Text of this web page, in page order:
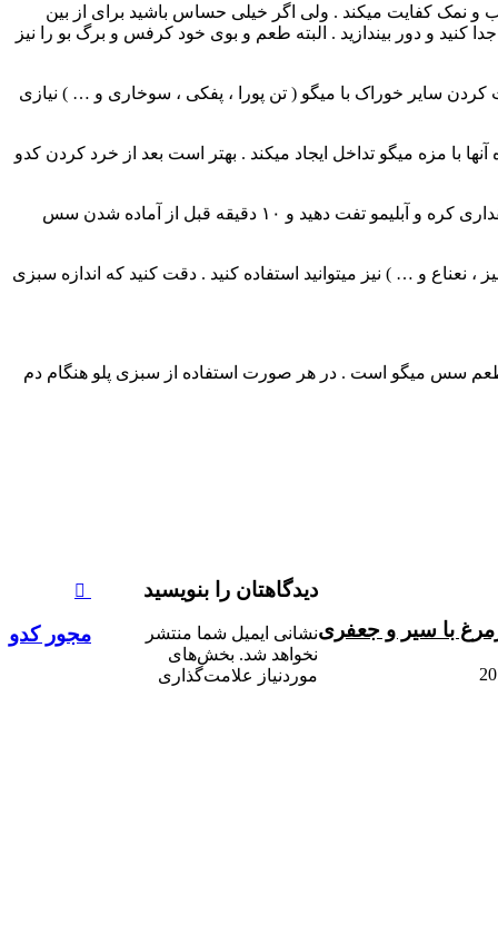
و نمک کفایت میکند . ولی اگر خیلی حساس باشید برای از بین
و دور بیندازید . البته طعم و بوی خود کرفس و برگ بو را نیز
سایر خوراک با میگو ( تن پورا ، پفکی ، سوخاری و … ) نیازی
با مزه میگو تداخل ایجاد میکند . بهتر است بعد از خرد کردن کدو
از قارچ سرخ شده نیز در سس میگو برای این پلو میشود استفاده کرد . در این صورت قارچ را کوچکتر از اندازه میگو خرد کنید و جداگانه با مقداری کره و آبلیمو تفت دهید و ۱۰ دقیقه قبل از آماده شدن سس
و … ) نیز میتوانید استفاده کنید . دقت کنید که اندازه سبزی
و طعم سس میگو است . در هر صورت استفاده از سبزی پلو هنگام دم
مجور کدو با سیر و جعفری
دیدگاهتان را بنویسید
نشانی ایمیل شما منتشر
نخواهد شد. بخش‌های
موردنیاز علامت‌گذاری